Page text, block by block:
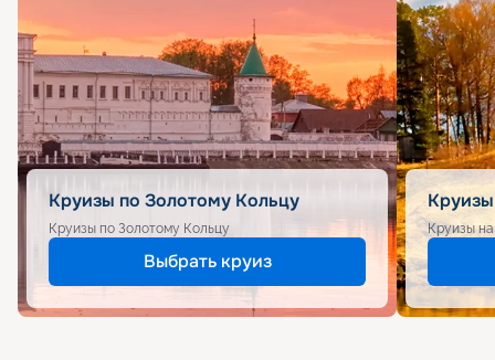
Круизы по Золотому Кольцу
Круизы по Золотому Кольцу
Выбрать круиз
Круизы